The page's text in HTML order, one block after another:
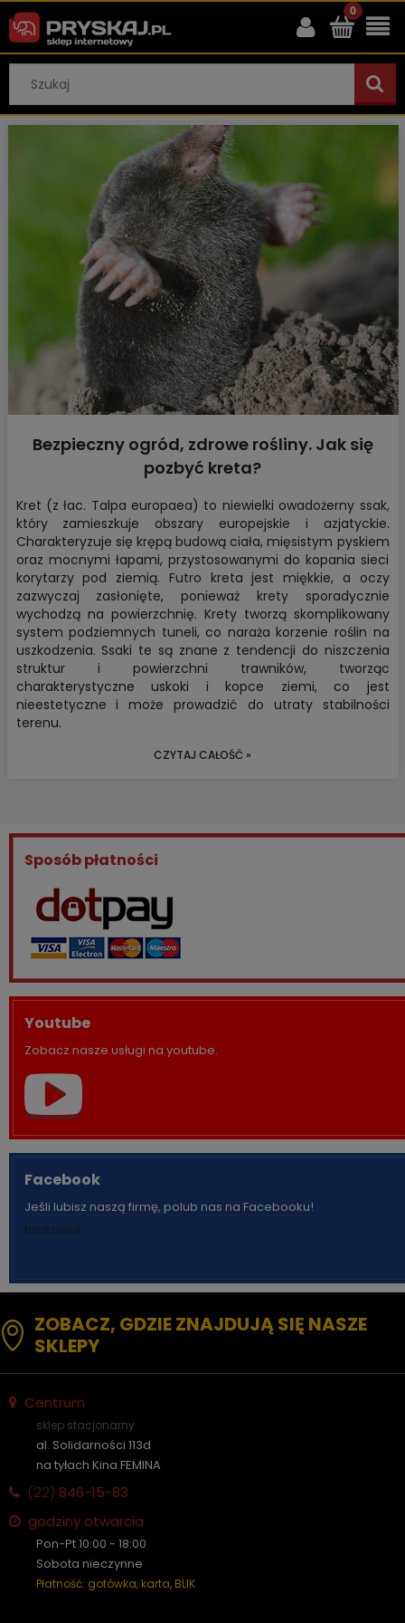
Bezpieczny ogród, zdrowe rośliny. Jak się
pozbyć kreta?
Kret (z łac. Talpa europaea) to niewielki owadożerny ssak,
który zamieszkuje obszary europejskie i azjatyckie.
Charakteryzuje się krępą budową ciała, mięsistym pyskiem
oraz mocnymi łapami, przystosowanymi do kopania sieci
korytarzy pod ziemią. Futro kreta jest miękkie, a oczy
zazwyczaj zasłonięte, ponieważ krety sporadycznie
wychodzą na powierzchnię. Krety tworzą skomplikowany
system podziemnych tuneli, co naraża korzenie roślin na
uszkodzenia. Ssaki te są znane z tendencji do niszczenia
struktur i powierzchni trawników, tworząc
charakterystyczne uskoki i kopce ziemi, co jest
nieestetyczne i może prowadzić do utraty stabilności
terenu.
CZYTAJ CAŁOŚĆ »
Sposób płatności
Youtube
Zobacz nasze usługi na youtube.
Facebook
Jeśli lubisz naszą firmę, polub nas na Facebooku!
facebook
ZOBACZ, GDZIE ZNAJDUJĄ SIĘ NASZE
SKLEPY
Centrum
sklep stacjonarny
al. Solidarności 113d
na tyłach Kina FEMINA
(22) 846-15-83
godziny otwarcia
Pon-Pt 10:00 - 18:00
Sobota nieczynne
Płatność: gotówka, karta, BLIK